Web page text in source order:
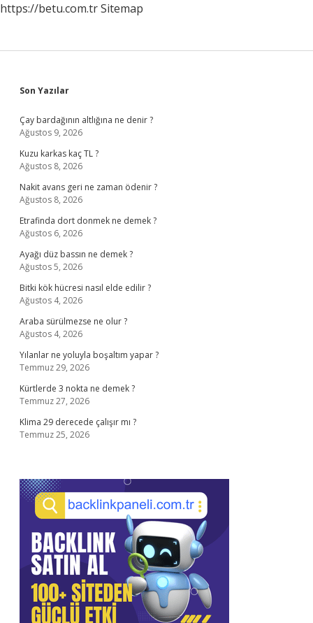
https://betu.com.trSitemap
Sidebar
Son Yazılar
Çay bardağının altlığına ne denir ?
Ağustos 9, 2026
Kuzu karkas kaç TL ?
Ağustos 8, 2026
Nakit avans geri ne zaman ödenir ?
Ağustos 8, 2026
Etrafinda dort donmek ne demek ?
Ağustos 6, 2026
Ayağı düz bassın ne demek ?
Ağustos 5, 2026
Bitki kök hücresi nasıl elde edilir ?
Ağustos 4, 2026
Araba sürülmezse ne olur ?
Ağustos 4, 2026
Yılanlar ne yoluyla boşaltım yapar ?
Temmuz 29, 2026
Kürtlerde 3 nokta ne demek ?
Temmuz 27, 2026
Klima 29 derecede çalışır mı ?
Temmuz 25, 2026